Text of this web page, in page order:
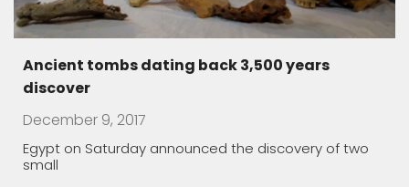
We are all ONE
November 19, 2017